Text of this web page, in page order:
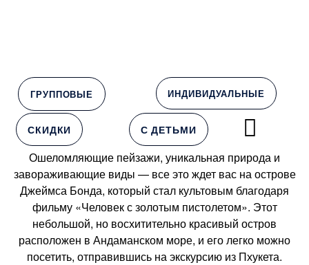
ГРУППОВЫЕ ИНДИВИДУАЛЬНЫЕ
СКИДКИ С ДЕТЬМИ
Ошеломляющие пейзажи, уникальная природа и
завораживающие виды — все это ждет вас на острове
Джеймса Бонда, который стал культовым благодаря
фильму «Человек с золотым пистолетом». Этот
небольшой, но восхитительно красивый остров
расположен в Андаманском море, и его легко можно
посетить, отправившись на экскурсию из Пхукета.